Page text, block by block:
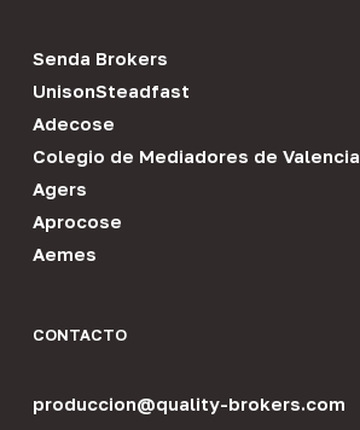
Senda Brokers
UnisonSteadfast
Adecose
Colegio de Mediadores de Valencia
Agers
Aprocose
Aemes
CONTACTO
produccion@quality-brokers.com